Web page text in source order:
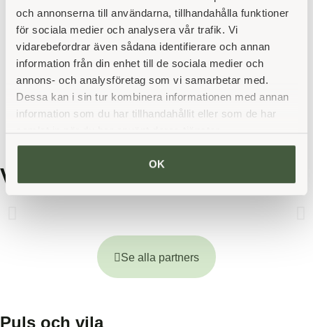
och annonserna till användarna, tillhandahålla funktioner
för sociala medier och analysera vår trafik. Vi
vidarebefordrar även sådana identifierare och annan
information från din enhet till de sociala medier och
annons- och analysföretag som vi samarbetar med.
Dessa kan i sin tur kombinera informationen med annan
information som du har tillhandahållit eller som de har
samlat in när du har använt deras tjänster.
OK
Dahl Sverige skapar affärer
med golf på Öijared
Våra företagspartners
Se alla partners
Puls och vila